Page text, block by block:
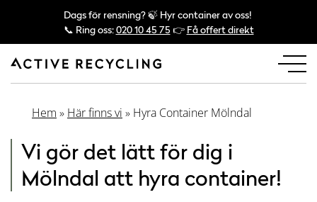
Dags för rensning? 🍃 Hyr container av oss!
📞 Ring oss:020 10 45 75 👉 Få offert direkt
Hem » Här finns vi » Hyra Container Mölndal
Vi gör det lätt för dig i
Mölndal att hyra container!